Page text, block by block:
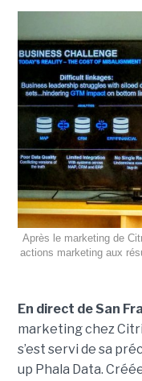
Après le marketing de
actions marketing aux
En direct de San
marketing chez
s’est servi de sa
up Phala Data.